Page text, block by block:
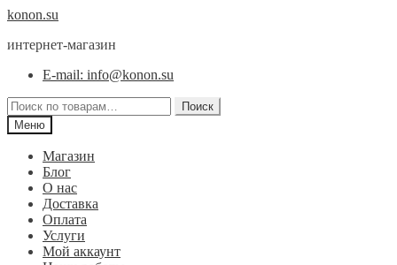
Перейти
навигации
Перейти
содержимому
konon.su
интернет-магазин
E-mail: info@konon.su
Искать:
Поиск
Меню
Магазин
Блог
О нас
Доставка
Оплата
Услуги
Мой аккаунт